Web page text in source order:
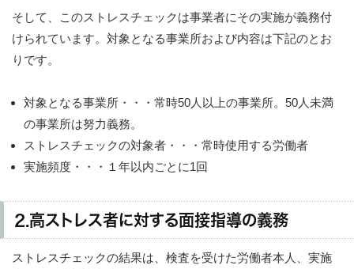
そして、このストレスチェックは事業者にその実施が義務付
けられています。対象となる事業所および内容は下記のとお
りです。
対象となる事業所・・・常時50人以上の事業所。50人未満
の事業所は努力義務。
ストレスチェックの対象者・・・常時使用する労働者
実施頻度・・・１年以内ごとに1回
2.高ストレス者に対する面接指導の義務
ストレスチェックの結果は、検査を受けた労働者本人、実施